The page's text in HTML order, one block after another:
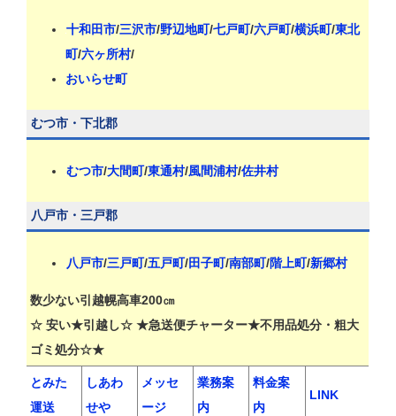
十和田市/三沢市/野辺地町/七戸町/六戸町/横浜町/東北
町/六ヶ所村/
おいらせ町
むつ市・下北郡
むつ市/大間町/東通村/風間浦村/佐井村
八戸市・三戸郡
八戸市/三戸町/五戸町/田子町/南部町/階上町/新郷村
数少ない引越幌高車200㎝
☆ 安い★引越し☆ ★急送便チャーター★不用品処分・粗大
ゴミ処分☆★
とみた
運送
しあわ
せや
メッセ
ージ
業務案
内
料金案
内
LINK